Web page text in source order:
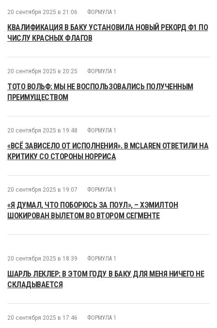
20 сентября 2025 в 21:06 ФОРМУЛА 1
КВАЛИФИКАЦИЯ В БАКУ УСТАНОВИЛА НОВЫЙ РЕКОРД Ф1 ПО
ЧИСЛУ КРАСНЫХ ФЛАГОВ
20 сентября 2025 в 20:25 ФОРМУЛА 1
ТОТО ВОЛЬФ: МЫ НЕ ВОСПОЛЬЗОВАЛИСЬ ПОЛУЧЕННЫМ
ПРЕИМУЩЕСТВОМ
20 сентября 2025 в 19:48 ФОРМУЛА 1
«ВСЁ ЗАВИСЕЛО ОТ ИСПОЛНЕНИЯ». В MCLAREN ОТВЕТИЛИ НА
КРИТИКУ СО СТОРОНЫ НОРРИСА
20 сентября 2025 в 19:07 ФОРМУЛА 1
«Я ДУМАЛ, ЧТО ПОБОРЮСЬ ЗА ПОУЛ», – ХЭМИЛТОН
ШОКИРОВАН ВЫЛЕТОМ ВО ВТОРОМ СЕГМЕНТЕ
20 сентября 2025 в 18:39 ФОРМУЛА 1
ШАРЛЬ ЛЕКЛЕР: В ЭТОМ ГОДУ В БАКУ ДЛЯ МЕНЯ НИЧЕГО НЕ
СКЛАДЫВАЕТСЯ
20 сентября 2025 в 17:46 ФОРМУЛА 1